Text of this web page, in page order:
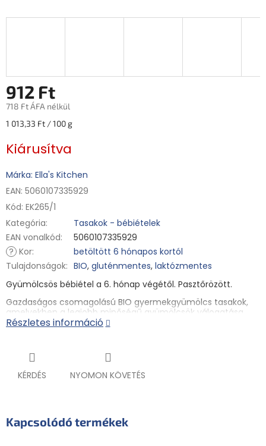
912 Ft
718 Ft ÁFA nélkül
Egységár:
1 013,33 Ft / 100 g
Kiárusítva
Márka: Ella's Kitchen
EAN: 5060107335929
Kód: EK265/1
Kategória:
Tasakok - bébiételek
EAN vonalkód:
5060107335929
? Kor:
betöltött 6 hónapos kortól
Tulajdonságok: BIO, gluténmentes, laktózmentes
Gyümölcsös bébiétel a 6. hónap végétől. Pasztőrözött.
Gazdaságos csomagolású BIO gyermekgyümölcs tasakok,
amelyekben a legjobb minőségű gyümölcsök válogatása
várja a kis étkezőket. Ezenkívül a dinnyét, az ananászt, a
Mindössze egy csepp citromlé adja meg a megfelelő
pikantériát a tasakoknak. Ez az ízlelőbimbók és az éhes
pocakok kordában tartására szolgál.
✓ hozzáadott cukor nélkül*
Részletes információ
KÉRDÉS NYOMON KÖVETÉS
Kapcsolódó termékek